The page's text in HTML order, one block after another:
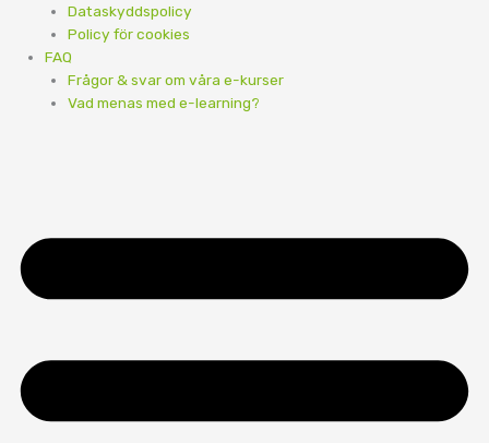
Dataskyddspolicy
Policy för cookies
FAQ
Frågor & svar om våra e-kurser
Vad menas med e-learning?